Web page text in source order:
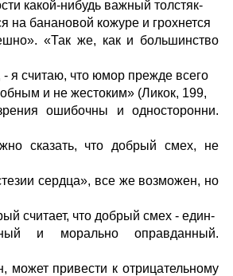
какой-нибудь важный толстяк-
на банановой кожуре и грохнется
«Так же, как и большинство
я считаю, что юмор прежде всего
и не жестоким» (Ликок, 199,
ошибочны и односторонни.
сказать, что добрый смех, не
сердца», все же возможен, но
считает, что добрый смех - един-
и морально оправданный.
может привести к отрицательному